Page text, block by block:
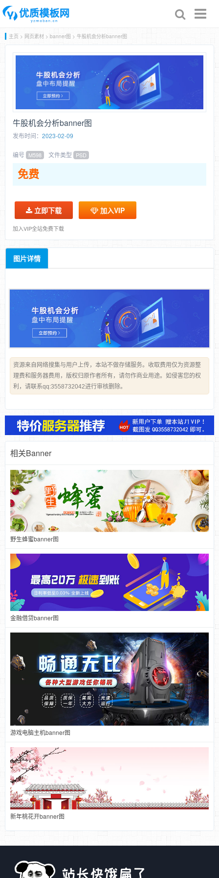
主页 > 网页素材 > banner图 > 牛股机会分析banner图
牛股机会分析banner图
发布时间： 2023-02-09
编号 M598 文件类型 PSD
免费
立即下载 加入VIP
加入VIP全站免费下载
图片详情
资源来自网络搜集与用户上传，本站不做存储服务。收取费用仅为资源整
理费和服务器费用，版权归原作者所有，请勿作商业用途。如侵害您的权
利，请联系qq:3558732042进行审核删除。
相关Banner
野生蜂蜜banner图
金融借贷banner图
游戏电脑主机banner图
新年桃花开banner图